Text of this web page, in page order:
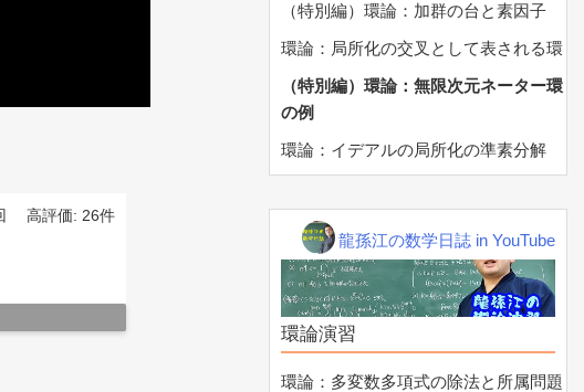
高評価: 26件
（特別編）環論：加群の台と素因子
環論：局所化の交叉として表される環
（特別編）環論：無限次元ネーター環
の例
環論：イデアルの局所化の準素分解
龍孫江の数学日誌 in YouTube
環論演習
環論：多変数多項式の除法と所属問題